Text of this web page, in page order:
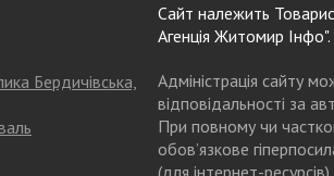
Бердичівська,
Сайт належить
Агенція Житомир
Адміністрація сайту
відповідальності за
При повному чи
обов’язкове
(для інтернет-